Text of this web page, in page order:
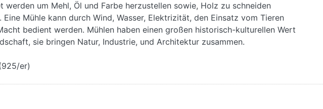
werden um Mehl, Öl und Farbe herzustellen sowie, Holz zu schneiden
Eine Mühle kann durch Wind, Wasser, Elektrizität, den Einsatz vom Tieren
bedient werden. Mühlen haben einen großen historisch-kulturellen Wert
sie bringen Natur, Industrie, und Architektur zusammen.
er)